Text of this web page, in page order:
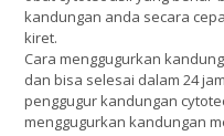
kandungan anda secara
kiret.
Cara menggugurkan
dan bisa selesai dalam 24
penggugur kandungan
menggugurkan kandungan